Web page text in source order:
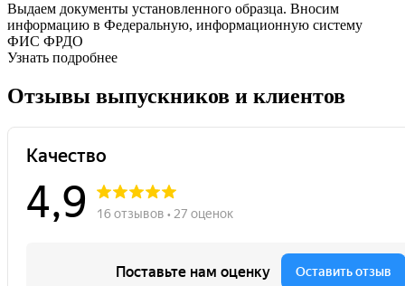
Выдаем документы установленного образца. Вносим
информацию в Федеральную, информационную систему
ФИС ФРДО
Узнать подробнее
Отзывы выпускников и клиентов